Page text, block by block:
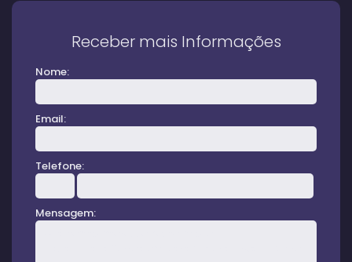
Receber mais Informações
Nome:
Email:
Telefone:
Mensagem: